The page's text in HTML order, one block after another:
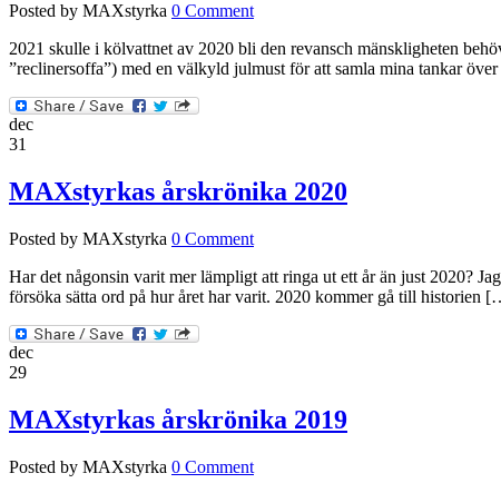
Posted by MAXstyrka 0 Comment
2021 skulle i kölvattnet av 2020 bli den revansch mänskligheten
”reclinersoffa”) med en välkyld julmust för att samla mina tankar
dec
31
MAXstyrkas årskrönika 2020
Posted by MAXstyrka 0 Comment
Har det någonsin varit mer lämpligt att ringa ut ett år än just 2020?
försöka sätta ord på hur året har varit. 2020 kommer gå till historien
dec
29
MAXstyrkas årskrönika 2019
Posted by MAXstyrka 0 Comment